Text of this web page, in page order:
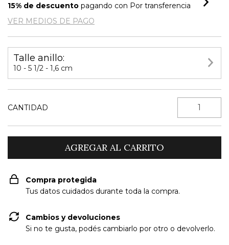
15% de descuento pagando con Por transferencia
VER MEDIOS DE PAGO
Talle anillo:
10 - 5 1/2 - 1,6 cm
CANTIDAD
Compra protegida
Tus datos cuidados durante toda la compra.
Cambios y devoluciones
Si no te gusta, podés cambiarlo por otro o devolverlo.